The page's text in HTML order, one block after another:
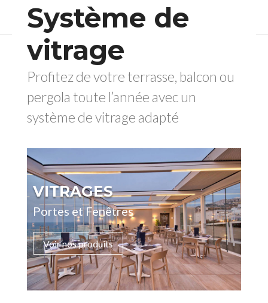
Système de
vitrage
Profitez de votre terrasse, balcon ou
pergola toute l’année avec un
système de vitrage adapté
VITRAGES
Portes et Fenêtres
Voir nos produits